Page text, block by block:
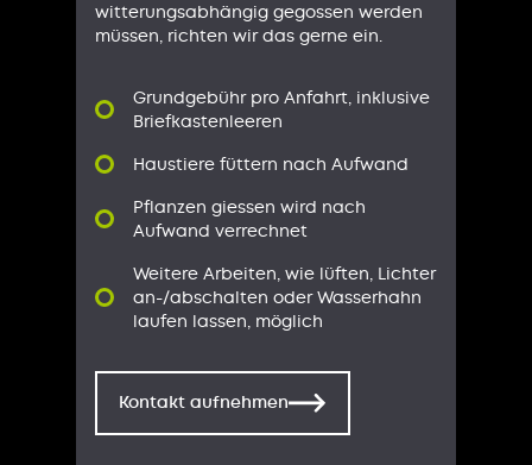
witterungsabhängig gegossen werden
müssen, richten wir das gerne ein.
Grundgebühr pro Anfahrt, inklusive
Briefkastenleeren
Haustiere füttern nach Aufwand
Pflanzen giessen wird nach
Aufwand verrechnet
Weitere Arbeiten, wie lüften, Lichter
an-/abschalten oder Wasserhahn
laufen lassen, möglich
Kontakt aufnehmen